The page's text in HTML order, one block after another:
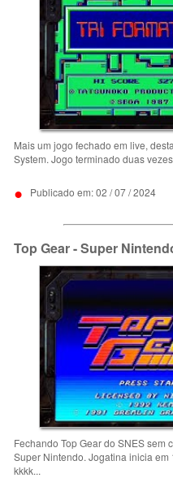
Mais um jogo fechado em live,
System. Jogo terminado duas
• Publicado em: 02 / 07 / 2024
Top Gear - Super
Fechando Top Gear do SNES sem
Super Nintendo. Jogatina inicia
kkkk...